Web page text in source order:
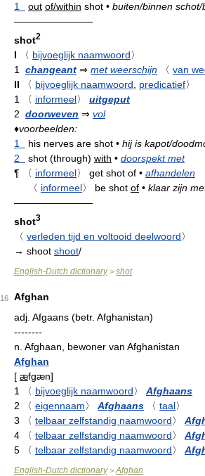
1
out of/within shot • buiten/binnen schot/
————————
shot2
I 〈 bijvoeglijk naamwoord〉
1
changeant ⇒ met weerschijn 〈 van
II
〈 bijvoeglijk naamwoord predicatief〉
1
〈 informeel〉
uitgeput
2 doorweven ⇒ vol
♦voorbeelden:
1
his nerves are shot • hij is kapot/
2
shot (through) with • doorspekt met
¶
〈 informeel〉 get shot of • afhandelen
〈 informeel〉 be shot of • klaar zijn
————————
shot3
〈 verleden tijd en voltooid deelwoord〉
→ shoot shoot/
English-Dutch dictionary> shot
16
Afghan
adj. Afgaans (betr. Afghanistan)
--------
n. Afghaan, bewoner van Afghanistan
Afghan
[ æfgæn]
1
〈 bijvoeglijk naamwoord〉
Afghaans
2
〈 eigennaam〉 Afghaans 〈 taal〉
3
〈 telbaar zelfstandig naamwoord〉
4
〈 telbaar zelfstandig naamwoord〉
5
〈 telbaar zelfstandig naamwoord〉
English-Dutch dictionary> Afghan